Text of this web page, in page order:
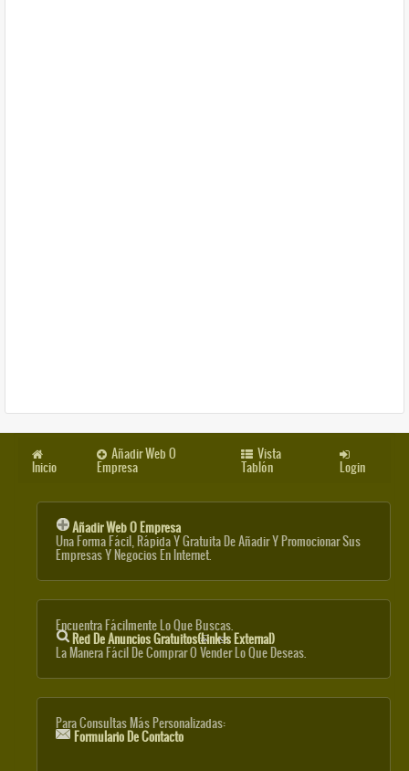
Inicio
Añadir Web O
Empresa
Vista
Tablón Login
Añadir Web O Empresa
Una Forma Fácil, Rápida Y Gratuita De Añadir Y Promocionar Sus
Empresas Y Negocios En Internet.
Encuentra Fácilmente Lo Que Buscas.
Red De Anuncios Gratuitos(link Is External)
La Manera Fácil De Comprar O Vender Lo Que Deseas.
Para Consultas Más Personalizadas:
Formulario De Contacto